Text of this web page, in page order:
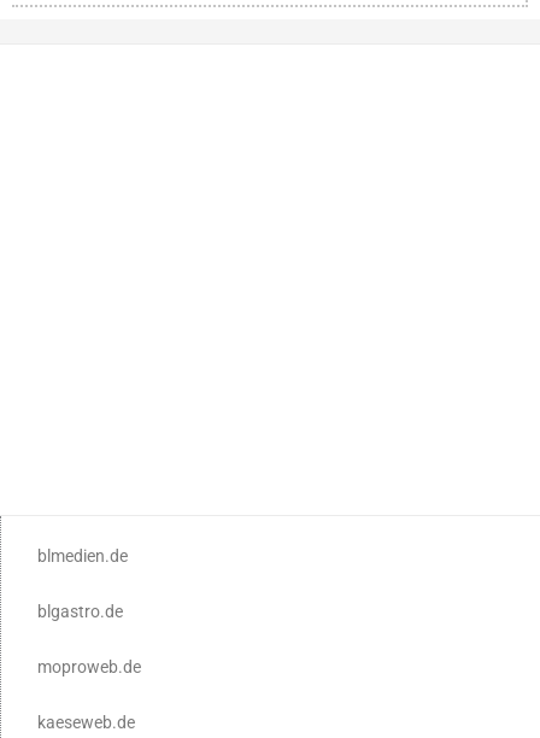
blmedien.de
blgastro.de
moproweb.de
kaeseweb.de